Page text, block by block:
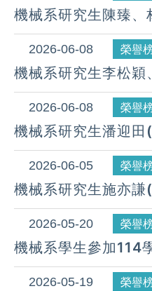
機械系研究生陳臻、
授：藍國瑞老師)參
競賽，榮獲：工程
一名。 (115.06.05)
2026-06-08 榮譽
機械系研究生李松穎
國瑞老師)參加2026
榮獲：工程與應用
(115.06.05)
2026-06-08 榮譽
機械系研究生潘迎
師)參加2026第九屆
工程與應用科技（碩
(115.06.05)
2026-06-05 榮譽
機械系研究生施亦
師)參加第六屆「奈
暨聯合開發計畫成果
SNDCT2026，榮獲
(115.05.15)
2026-05-20 榮譽
機械系學生參加114
題研究成果競賽」
獎名單
2026-05-19 榮譽